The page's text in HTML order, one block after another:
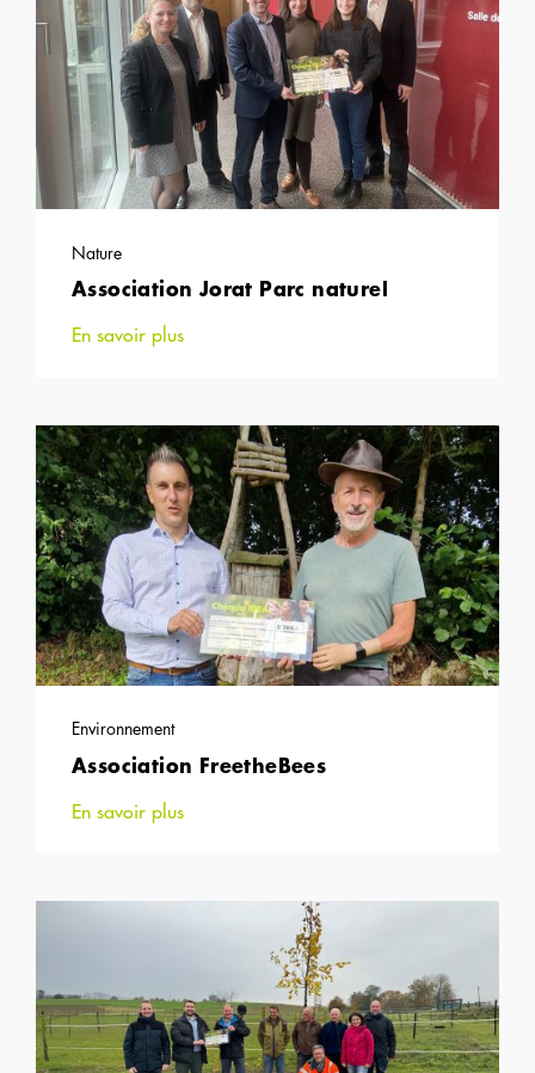
Nature
Association Jorat Parc naturel
En savoir plus
Environnement
Association FreetheBees
En savoir plus